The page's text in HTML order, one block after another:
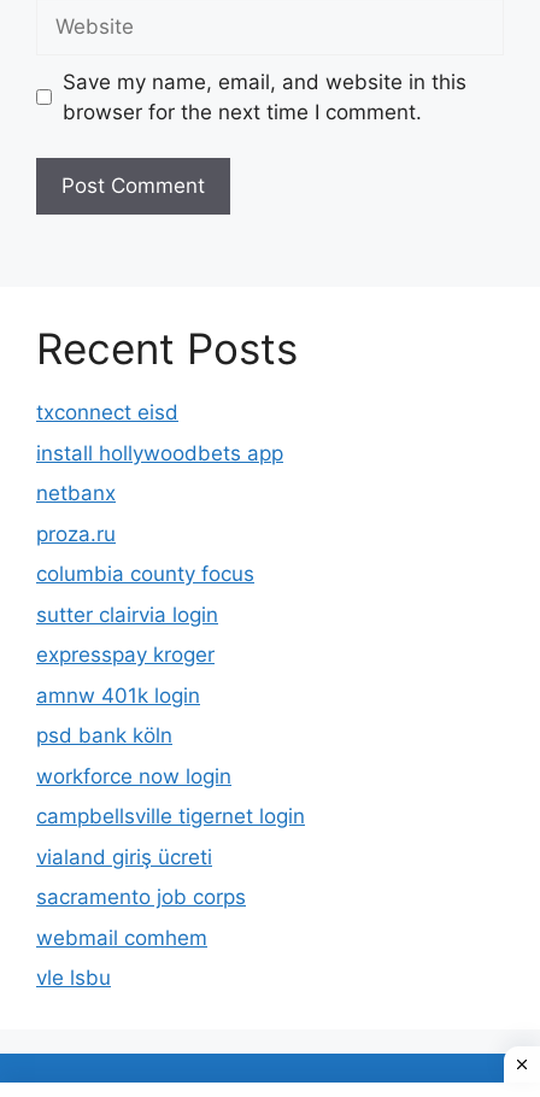
Save my name, email, and website in this
browser for the next time I comment.
Recent Posts
txconnect eisd
install hollywoodbets app
netbanx
proza.ru
columbia county focus
sutter clairvia login
expresspay kroger
amnw 401k login
psd bank köln
workforce now login
campbellsville tigernet login
vialand giriş ücreti
sacramento job corps
webmail comhem
vle lsbu